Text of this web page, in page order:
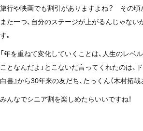
旅行や映画でも割引がありますよね？ その頃
また一つ、自分のステージが上がるんじゃない
す。
「年を重ねて変化していくことは、人生のレベ
ことなんだよ」とこないだ言ってくれたのは、
白書』から30年来の友だち、たっくん（木村拓哉
みんなでシニア割を楽しめたらいいですね！